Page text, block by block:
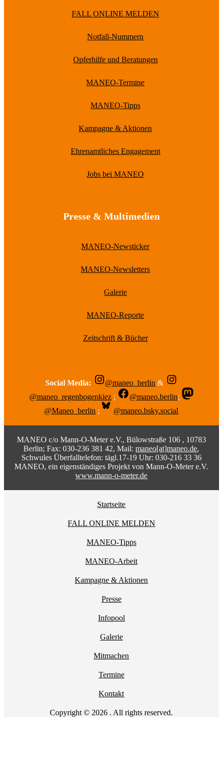
FALL ONLINE MELDEN
Notfall-Nummern
Opferhilfe und Beratungen
MANEO-Termine
MANEO-Tipps
Kampagne & Aktionen
Ehrenamtliches Engagement
Jobs bei MANEO
Presse & Multimedien
MANEO-Newsticker
MANEO-Newsletters
Galerie
MANEO-Reporte
Zeitschrift & Bücher
Social Media: @maneo_berlin &
@maneo_regenbogenkiez ; @maneo.berlin;
@Maneo_berlin ; @maneo.bsky.social
MANEO c/o Mann-O-Meter e.V., Bülowstraße 106 , 10783
Berlin; Fax: 030-236 381 42, Mail:maneo[at]maneo.de,
Schwules Überfalltelefon: tägl.17-19 Uhr: 030-216 33 36
MANEO, ein eigenständiges Projekt von Mann-O-Meter e.V.
www.mann-o-meter.de
Startseite
FALL ONLINE MELDEN
MANEO-Tipps
MANEO-Arbeit
Kampagne & Aktionen
Presse
Infopool
Galerie
Mitmachen
Termine
Kontakt
Copyright © 2026 . All rights reserved.